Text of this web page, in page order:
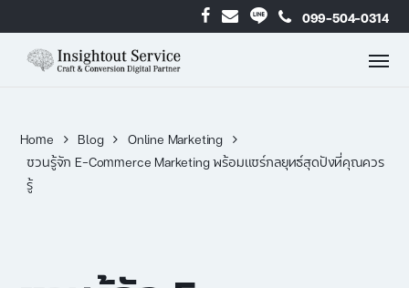
099-504-0314
Home Blog
Online Marketing
ชวนรู้จัก E-Commerce Marketing พร้อมแชร์กลยุทธ์สุดปังที่คุณควร
รู้